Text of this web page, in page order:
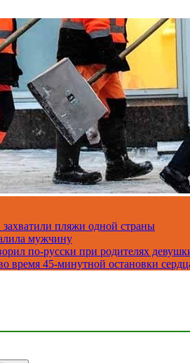
пляжи одной страны
мужчину
по-русски при родителях
45-минутной остановки